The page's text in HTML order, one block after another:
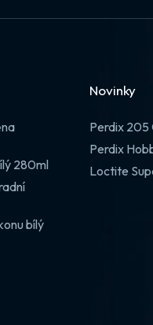
280ml
bílý
Novinky
Perdix 205
Perdix
Loctite